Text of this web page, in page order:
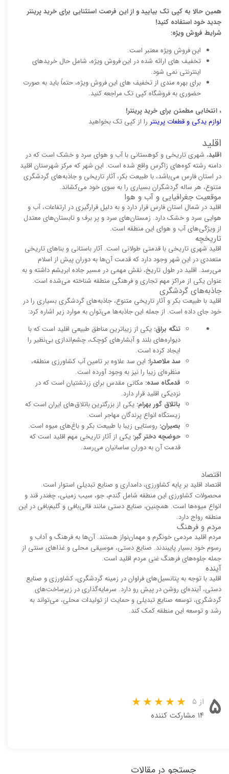
همین حالا به کپی تک بیایید و از این فرصت استثنایی برای خرید پرینتر
جدید خود استفاده کنید!
شرایط فروش ویژه:
این فروش ویژه معتبر است.
تخفیف های ارائه شده در این فروش ویژه، شامل حال خریدهای
اینترنتی نمی شود.
برای بهره مندی از تخفیف های این فروش ویژه، حتماً باید به صورت
حضوری به فروشگاه کپی تک مراجعه کنید.
، انتخابی مطمئن برای خرید پرینتر!
لوازم یدکی و قطعات پرینتر را از کپی تک بخواهید
اقلید
اقلید، شهری تاریخی و کوهستانی با آب و هوای سرد و خشک است که در
دامنه رشته کوه‌های زاگرس واقع شده است. این شهر که مرکز شهرستان اقلید
در استان فارس می‌باشد، با طبیعت بکر، آثار تاریخی و جاذبه‌های گردشگری
متنوع، هر ساله گردشگران بسیاری را به سوی خود می‌کشاند.
موقعیت جغرافیایی و آب و هوا
اقلید در شمال استان فارس قرار دارد و به دلیل قرارگیری در ارتفاعات، آب و
هوایی سرد و خشک دارد. زمستان‌های سرد و پر برف و تابستان‌های معتدل
از ویژگی‌های آب و هوای این منطقه است.
تاریخچه
اقلید شهری تاریخی با قدمتی طولانی است. آثار باستانی و بناهای تاریخی
متعددی در این شهر وجود دارد که قدمت آن‌ها به دوران پیش از اسلام
می‌رسد. اقلید در طول تاریخ، نقش مهمی در مسیر جاده ابریشم داشته و به
عنوان یکی از مراکز مهم تجاری و فرهنگی منطقه شناخته می‌شده است.
جاذبه‌های گردشگری
اقلید با طبیعت بکر و آثار تاریخی متنوع، جاذبه‌های گردشگری بسیاری را در
خود جای داده است. از جمله این جاذبه‌ها می‌توان به موارد زیر اشاره کرد:
تنگه براق: یکی از زیباترین مناطق طبیعی اقلید است که با
دیواره‌های بلند و آبشارهای کوچک، چشم‌اندازی بی‌نظیر را
ایجاد کرده است.
سد ملاصدرا: این سد علاوه بر تامین آب کشاورزی منطقه،
منظره‌ای زیبا را نیز به وجود آورده است.
قدمگاه سده: مکانی مقدس برای زرتشتیان است که در
نزدیکی اقلید قرار دارد.
باتلاق گور بهرام: یکی از بزرگترین باتلاق‌های ایران است که
زیستگاه انواع پرندگان مهاجر است.
بصیران: روستایی زیبا با طبیعت بکر و باغ‌های میوه است.
حوضچه دختر گبر: یکی از آثار تاریخی مهم اقلید است که
قدمت آن به دوران ساسانیان می‌رسد.
اقتصاد
اقتصاد اقلید بر پایه کشاورزی، دامداری و صنایع تبدیلی استوار است.
محصولات کشاورزی این منطقه شامل گندم، جو، سیب زمینی، چغندر قند و
انواع میوه‌ها است. همچنین، صنایع دستی مانند قالی‌بافی و گلیم‌بافی در این
منطقه رواج دارد.
مردم و فرهنگ
مردم اقلید مردمی خونگرم و مهمان‌نواز هستند. آن‌ها به فرهنگ و آداب و
رسوم خود بسیار پایبندند. صنایع دستی، موسیقی محلی و غذاهای سنتی از
جمله جلوه‌های فرهنگ غنی مردم اقلید است.
آینده
اقلید با توجه به پتانسیل‌های فراوان در زمینه گردشگری، کشاورزی و صنایع
دستی، آینده‌ای روشن در پیش رو دارد. سرمایه‌گذاری در زیرساخت‌های
گردشگری، توسعه صنایع تبدیلی و حمایت از تولیدات محلی، می‌تواند به
رشد و توسعه این منطقه کمک کند.
۵ از ۵
۱۴ مشارکت کننده
جستجو در مقالات